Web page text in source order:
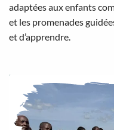
adaptées aux enfants
et les promenades
et d’apprendre.